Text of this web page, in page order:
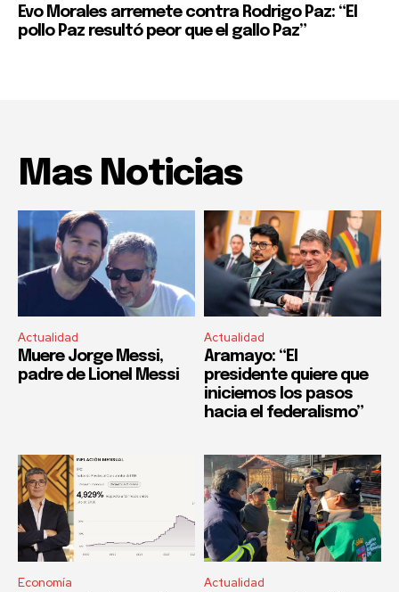
Evo Morales arremete contra Rodrigo Paz: “El
pollo Paz resultó peor que el gallo Paz”
Mas Noticias
Actualidad
Muere Jorge Messi,
padre de Lionel Messi
Actualidad
Aramayo: “El
presidente quiere que
iniciemos los pasos
hacia el federalismo”
Economía Actualidad